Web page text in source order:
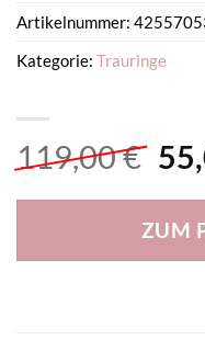
119,00€
ZUM
Artikelnummer:
Kategorie: Trauringe